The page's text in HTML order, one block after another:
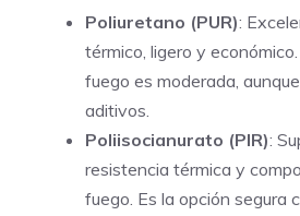
Poliuretano (PUR):
térmico, ligero y
fuego es moderada,
aditivos.
Poliisocianurato (PIR):
resistencia térmica y
fuego. Es la opción segura